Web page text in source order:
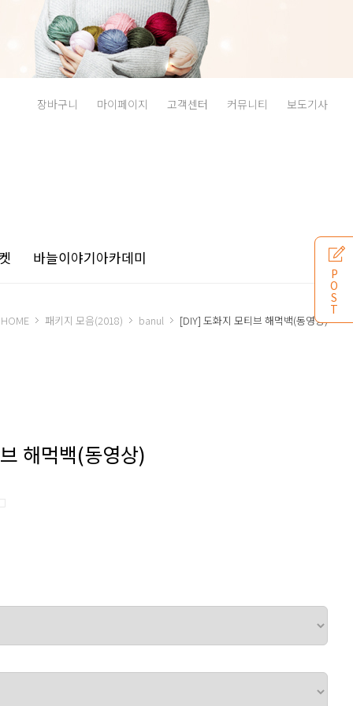
장바구니 마이페이지 고객센터 커뮤니티 보도기사
바늘이야기아카데미
HOME 패키지 모음(2018) banul [DIY] 도화지 모티브 해먹백(동영상)
해먹백(동영상)
P
O
S
T